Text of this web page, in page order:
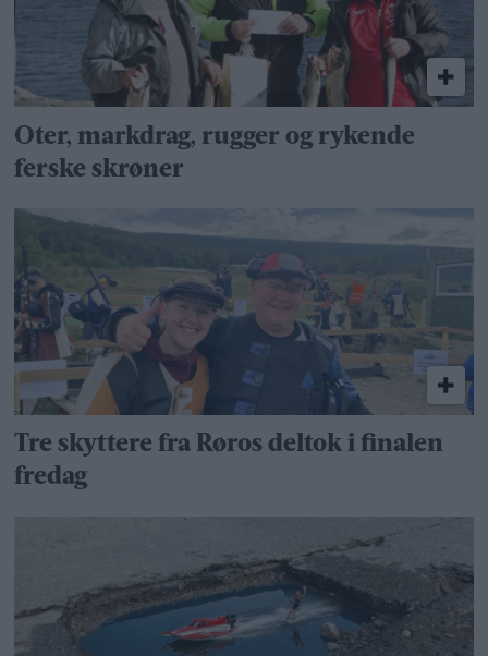
Oter, markdrag, rugger og rykende
ferske skrøner
Tre skyttere fra Røros deltok i finalen
fredag